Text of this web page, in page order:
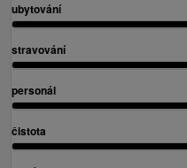
ubytování
stravování
personál
čistota